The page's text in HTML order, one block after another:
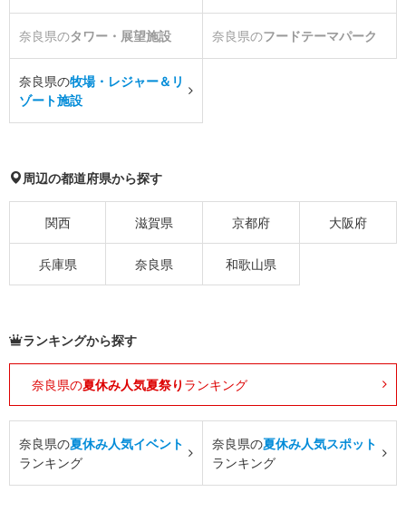
奈良県のタワー・展望施設 奈良県のフードテーマパーク
奈良県の牧場・レジャー＆リ
ゾート施設
周辺の都道府県から探す
関西 滋賀県 京都府 大阪府
兵庫県 奈良県 和歌山県
ランキングから探す
奈良県の夏休み人気夏祭り ランキング
奈良県の夏休み人気イベント
ランキング
奈良県の夏休み人気スポット
ランキング